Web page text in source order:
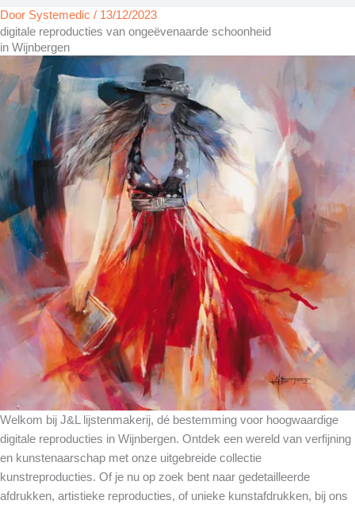
Door Systemedic / 13/12/2023
digitale reproducties van ongeëvenaarde schoonheid
in Wijnbergen
Welkom bij J&L lijstenmakerij, dé bestemming voor hoogwaardige
digitale reproducties in Wijnbergen. Ontdek een wereld van verfijning
en kunstenaarschap met onze uitgebreide collectie
kunstreproducties. Of je nu op zoek bent naar gedetailleerde
afdrukken, artistieke reproducties, of unieke kunstafdrukken, bij ons